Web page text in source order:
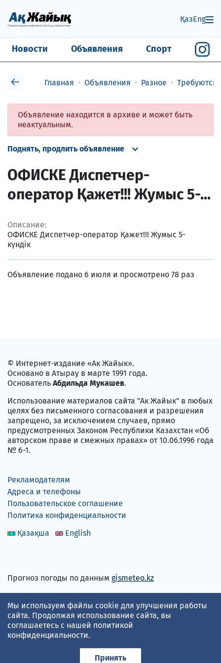
ҚазEng
Новости Объявления Спорт
Главная Объявления Разное Требуются
Объявление находится в архиве и может быть
неактуальным.
ОФИСКЕ Диспетчер-
оператор Қажет!!! Жумыс 5-...
Поднять, продлить объявление
Описание:
ОФИСКЕ Диспетчер-оператор Қажет!!! Жумыс 5-
күндік
Объявление подано 6 июля и просмотрено 78 раз
© Интернет-издание «Ак Жайык».
Основано в Атырау в марте 1991 года.
Основатель Абдильда Мукашев.
Использование материалов сайта "Ак Жайык" в любых
целях без письменного согласования и разрешения
запрещено, за исключением случаев, прямо
предусмотренных Законом Республики Казахстан «Об
авторском праве и смежных правах» от 10.06.1996 года
№ 6-1.
Рекламодателям
Адреса и телефоны
Пользовательское соглашение
Политика конфиденциальности
Қазақша
English
Прогноз погоды по данным gismeteo.kz
Принимаем карты
Мы используем файлы cookie для улучшения работы
сайта. Продолжая использование сайта, вы
соглашаетесь с нашей политикой
конфиденциальности.
Принять